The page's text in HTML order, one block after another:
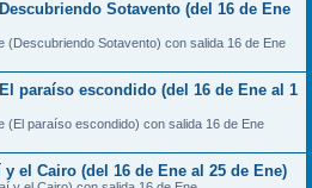
Sotavento (del 16 de Ene
(Descubriendo Sotavento) con salida 16 de Ene
paraíso escondido (del 16 de Ene al 1
(El paraíso escondido) con salida 16 de Ene
el Cairo (del 16 de Ene al 25 de Ene)